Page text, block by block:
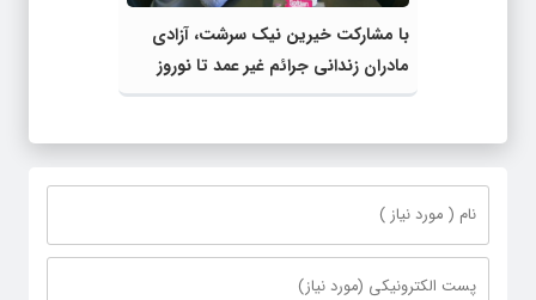
با مشارکت خیرین نیک سرشت، آزادی
مادران زندانی جرائم غیر عمد تا نوروز
۱۴۰۰ تسریع میگردد